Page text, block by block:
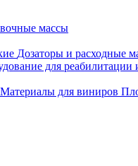
массы
Дозаторы и расходные
для реабилитации
Материалы для виниров